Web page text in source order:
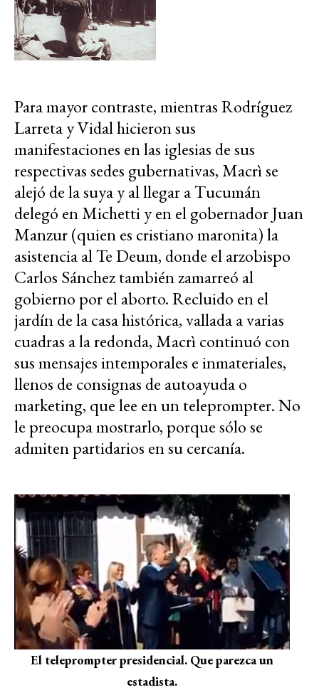
Para mayor contraste, mientras Rodríguez
Larreta y Vidal hicieron sus
manifestaciones en las iglesias de sus
respectivas sedes gubernativas, Macrì se
alejó de la suya y al llegar a Tucumán
delegó en Michetti y en el gobernador Juan
Manzur (quien es cristiano maronita) la
asistencia al Te Deum, donde el arzobispo
Carlos Sánchez también zamarreó al
gobierno por el aborto. Recluido en el
jardín de la casa histórica, vallada a varias
cuadras a la redonda, Macrì continuó con
sus mensajes intemporales e inmateriales,
llenos de consignas de autoayuda o
marketing, que lee en un teleprompter. No
le preocupa mostrarlo, porque sólo se
admiten partidarios en su cercanía.
El teleprompter presidencial. Que parezca un
estadista.